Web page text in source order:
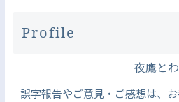
Profile
夜鷹とわ
誤字報告やご意見・ご感想は、